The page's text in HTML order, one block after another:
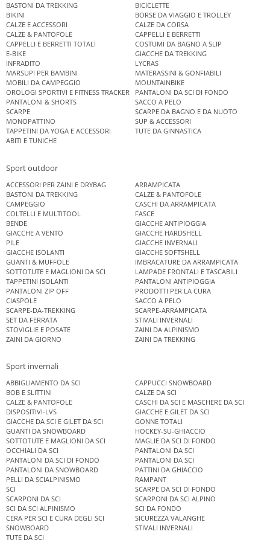
BASTONI DA TREKKING
BICICLETTE
BIKINI
BORSE DA VIAGGIO E TROLLEY
CALZE E ACCESSORI
CALZE DA CORSA
CALZE & PANTOFOLE
CAPPELLI E BERRETTI
CAPPELLI E BERRETTI TOTALI
COSTUMI DA BAGNO A SLIP
E-BIKE
GIACCHE DA TREKKING
INFRADITO
LYCRAS
MARSUPI PER BAMBINI
MATERASSINI & GONFIABILI
MOBILI DA CAMPEGGIO
MOUNTAINBIKE
OROLOGI SPORTIVI E FITNESS TRACKER
PANTALONI DA SCI DI FONDO
PANTALONI & SHORTS
SACCO A PELO
SCARPE
SCARPE DA BAGNO E DA NUOTO
MONOPATTINO
SUP & ACCESSORI
TAPPETINI DA YOGA E ACCESSORI
TUTE DA GINNASTICA
ABITI E TUNICHE
Sport outdoor
ACCESSORI PER ZAINI E DRYBAG
ARRAMPICATA
BASTONI DA TREKKING
CALZE & PANTOFOLE
CAMPEGGIO
CASCHI DA ARRAMPICATA
COLTELLI E MULTITOOL
FASCE
BENDE
GIACCHE ANTIPIOGGIA
GIACCHE A VENTO
GIACCHE HARDSHELL
PILE
GIACCHE INVERNALI
GIACCHE ISOLANTI
GIACCHE SOFTSHELL
GUANTI & MUFFOLE
IMBRACATURE DA ARRAMPICATA
SOTTOTUTE E MAGLIONI DA SCI
LAMPADE FRONTALI E TASCABILI
TAPPETINI ISOLANTI
PANTALONI ANTIPIOGGIA
PANTALONI ZIP OFF
PRODOTTI PER LA CURA
CIASPOLE
SACCO A PELO
SCARPE-DA-TREKKING
SCARPE-ARRAMPICATA
SET DA FERRATA
STIVALI INVERNALI
STOVIGLIE E POSATE
ZAINI DA ALPINISMO
ZAINI DA GIORNO
ZAINI DA TREKKING
Sport invernali
ABBIGLIAMENTO DA SCI
CAPPUCCI SNOWBOARD
BOB E SLITTINI
CALZE DA SCI
CALZE & PANTOFOLE
CASCHI DA SCI E MASCHERE DA SCI
DISPOSITIVI-LVS
GIACCHE E GILET DA SCI
GIACCHE DA SCI E GILET DA SCI
GONNE TOTALI
GUANTI DA SNOWBOARD
HOCKEY-SU-GHIACCIO
SOTTOTUTE E MAGLIONI DA SCI
MAGLIE DA SCI DI FONDO
OCCHIALI DA SCI
PANTALONI DA SCI
PANTALONI DA SCI DI FONDO
PANTALONI DA SCI
PANTALONI DA SNOWBOARD
PATTINI DA GHIACCIO
PELLI DA SCIALPINISMO
RAMPANT
SCI
SCARPE DA SCI DI FONDO
SCARPONI DA SCI
SCARPONI DA SCI ALPINO
SCI DA SCI ALPINISMO
SCI DA FONDO
CERA PER SCI E CURA DEGLI SCI
SICUREZZA VALANGHE
SNOWBOARD
STIVALI INVERNALI
TUTE DA SCI